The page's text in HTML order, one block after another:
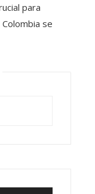
para
se